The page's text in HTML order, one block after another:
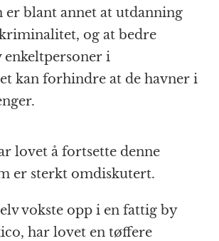
er blant annet at utdanning
og at bedre
enkeltpersoner i
kan forhindre at de havner i
lovet å fortsette denne
er sterkt omdiskutert.
vokste opp i en fattig by
har lovet en tøffere